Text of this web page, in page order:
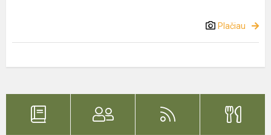
Plačiau